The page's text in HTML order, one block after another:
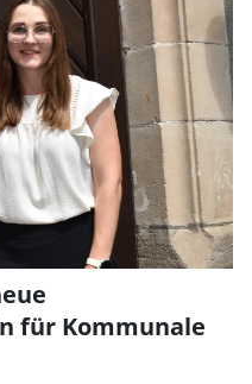
für Kommunale